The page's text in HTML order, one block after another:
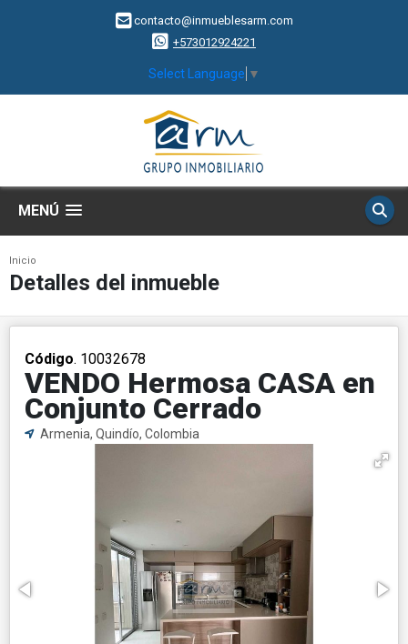
contacto@inmueblesarm.com
+573012924221
Select Language ▼
MENÚ
Inicio
Detalles del inmueble
Código. 10032678
VENDO Hermosa CASA en
Conjunto Cerrado
Armenia, Quindío, Colombia